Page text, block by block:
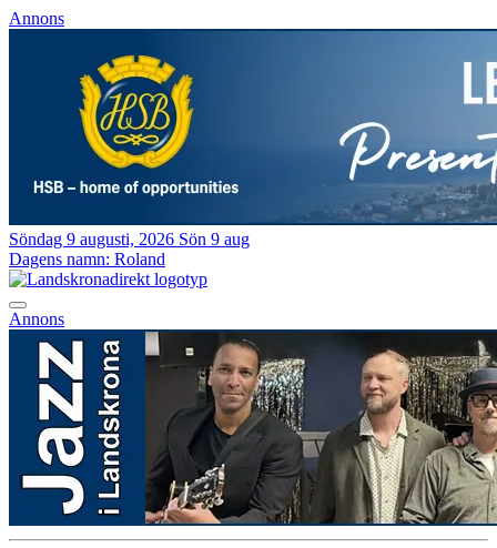
Annons
Söndag 9 augusti, 2026 Sön 9 aug
Dagens namn: Roland
Annons